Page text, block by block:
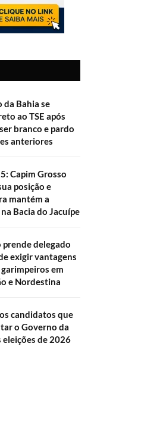
da Bahia se
ao TSE após
branco e pardo
anteriores
Capim Grosso
posição e
mantém a
Bacia do Jacuípe
prende delegado
exigir vantagens
em
e Nordestina
candidatos que
o Governo da
eleições de 2026